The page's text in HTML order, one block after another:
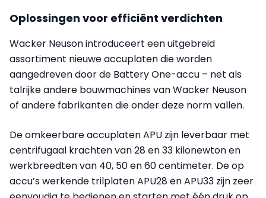
Oplossingen voor efficiënt verdichten
Wacker Neuson introduceert een uitgebreid
assortiment nieuwe accuplaten die worden
aangedreven door de Battery One-accu – net als
talrijke andere bouwmachines van Wacker Neuson
of andere fabrikanten die onder deze norm vallen.
De omkeerbare accuplaten APU zijn leverbaar met
centrifugaal krachten van 28 en 33 kilonewton en
werkbreedten van 40, 50 en 60 centimeter. De op
accu’s werkende trilplaten APU28 en APU33 zijn zeer